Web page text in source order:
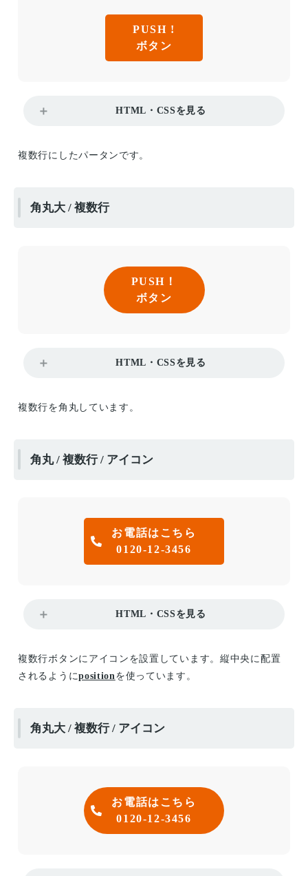
PUSH !
ボタン
HTML・CSSを見る
複数行にしたパータンです。
角丸大 / 複数行
PUSH！
ボタン
HTML・CSSを見る
複数行を角丸しています。
角丸 / 複数行 / アイコン
お電話はこちら
0120-12-3456
HTML・CSSを見る
複数行ボタンにアイコンを設置しています。縦中央に配置
されるようにpositionを使っています。
角丸大 / 複数行 / アイコン
お電話はこちら
0120-12-3456